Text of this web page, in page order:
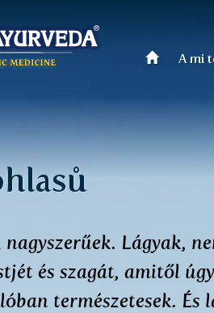
A mi
Lágyak,
és szagát, amitől
természetesek.